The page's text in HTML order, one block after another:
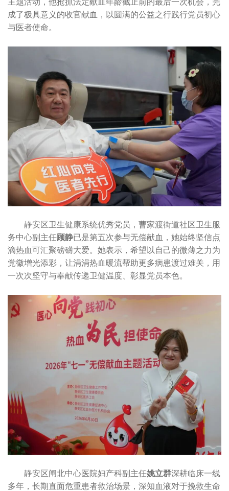
成了极具意义的收官献血，以圆满的公益之行践行党员初心
与医者使命。
静安区卫生健康系统优秀党员，曹家渡街道社区卫生服
务中心副主任顾静已是第五次参与无偿献血，她始终坚信点
滴热血可汇聚磅礴大爱。她表示，希望以自己的微薄之力为
党徽增光添彩，让涓涓热血暖流帮助更多病患渡过难关，用
一次次坚守与奉献传递卫健温度、彰显党员本色。
静安区闸北中心医院妇产科副主任姚立群深耕临床一线
多年，长期直面危重患者救治场景，深知血液对于挽救生命